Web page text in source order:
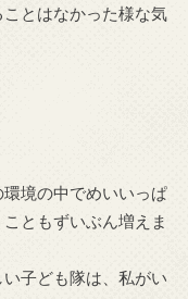
とはなかった様な気
境の中でめいいっぱ
ともずいぶん増えま
子ども隊は、私がい